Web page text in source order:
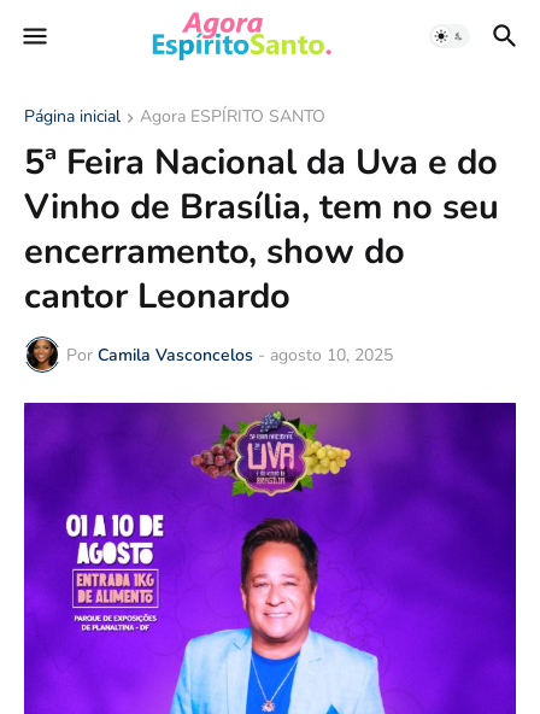
Página inicial Agora ESPÍRITO SANTO
5ª Feira Nacional da Uva e do
Vinho de Brasília, tem no seu
encerramento, show do
cantor Leonardo
Por Camila Vasconcelos - agosto 10, 2025